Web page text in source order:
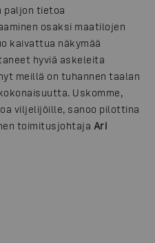
paljon tietoa
osaksi maatilojen
kaivattua näkymää
hyviä askeleita
meillä on tuhannen taalan
Uskomme,
viljelijöille, sanoo pilottina
toimitusjohtaja Ari